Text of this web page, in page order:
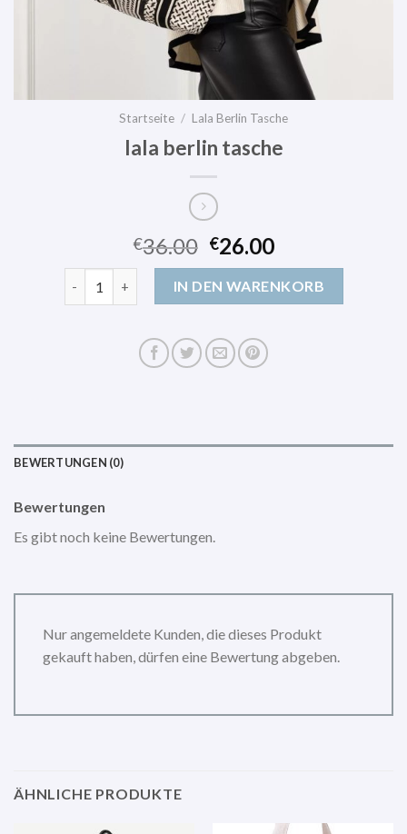
Startseite / Lala Berlin Tasche
lala berlin tasche
€36.00 €26.00
lala berlin tasche MengeIN DEN WARENKORB
BEWERTUNGEN (0)
Bewertungen
Es gibt noch keine Bewertungen.
Nur angemeldete Kunden, die dieses Produkt
gekauft haben, dürfen eine Bewertung abgeben.
ÄHNLICHE PRODUKTE